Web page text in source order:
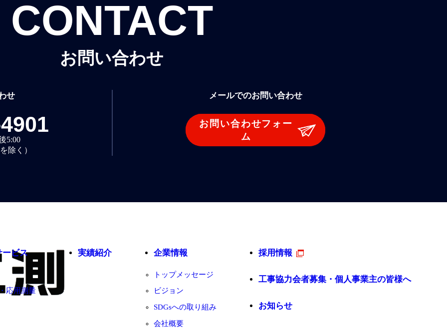
CONTACT
お問い合わせ
せ
5:00
除く）
メールでのお問い合わせ
お問い合わせフォー
ム
ービス
応用測量
実績紹介 企業情報
トップメッセージ
ビジョン
SDGsへの取り組み
会社概要
採用情報
工事協力会者募集・個人事業主の皆様へ
お知らせ